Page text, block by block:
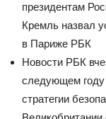
президентам
Кремль назвал
в Париже РБК
Новости РБК
следующем
стратегии